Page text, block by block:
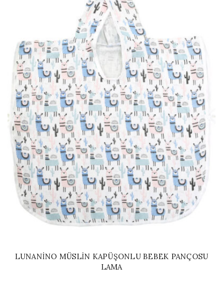
LUNANINO MÜSLIN KAPÜŞONLU BEBEK PANÇOSU
LAMA